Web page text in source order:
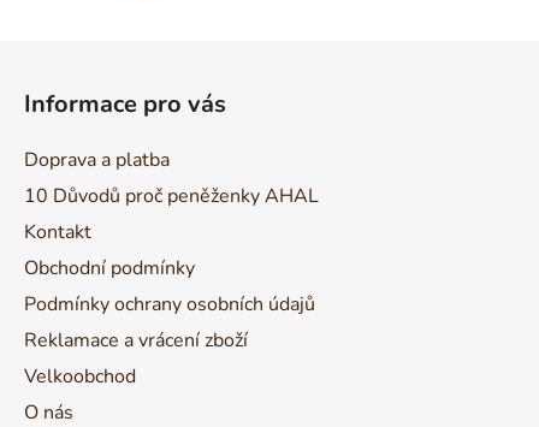
Informace pro vás
Doprava a platba
10 Důvodů proč peněženky AHAL
Kontakt
Obchodní podmínky
Podmínky ochrany osobních údajů
Reklamace a vrácení zboží
Velkoobchod
O nás